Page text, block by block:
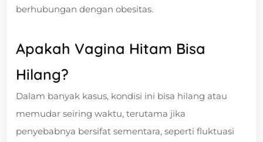
berhubungan dengan obesitas.
Apakah Vagina Hitam Bisa
Hilang?
Dalam banyak kasus, kondisi ini bisa hilang atau
memudar seiring waktu, terutama jika
penyebabnya bersifat sementara, seperti fluktuasi